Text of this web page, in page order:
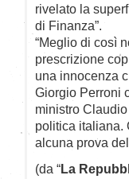
rivelato la
di Finanza”.
“Meglio di così
prescrizione
una innocenza
Giorgio Perroni
ministro
politica italiana.
alcuna prova
(da “La